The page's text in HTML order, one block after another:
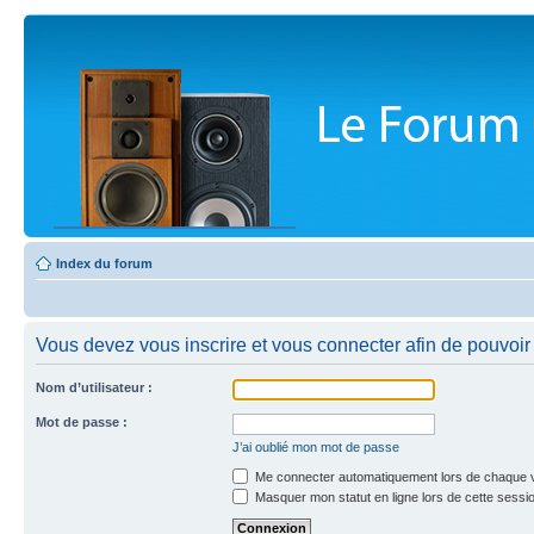
Index du forum
Vous devez vous inscrire et vous connecter afin de
Nom d’utilisateur :
Mot de passe :
J’ai oublié mon mot de passe
Me connecter automatiquement lors de chaque
Masquer mon statut en ligne lors de cette